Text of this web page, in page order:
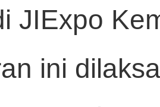
JIExpo
ini